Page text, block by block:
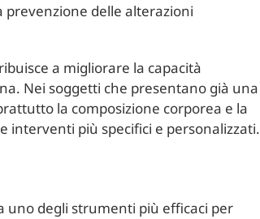
prevenzione delle alterazioni
a migliorare la capacità
Nei soggetti che presentano già una
la composizione corporea e la
interventi più specifici e personalizzati.
uno degli strumenti più efficaci per